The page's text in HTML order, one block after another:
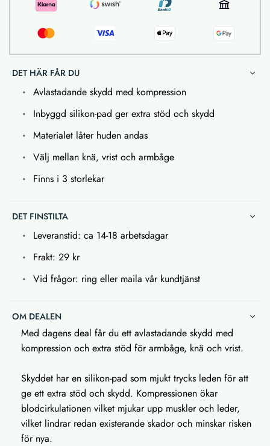
DET HÄR FÅR DU
Avlastadande skydd med kompression
Inbyggd silikon-pad ger extra stöd och skydd
Materialet låter huden andas
Välj mellan knä, vrist och armbåge
Finns i 3 storlekar
DET FINSTILTA
Leveranstid: ca 14-18 arbetsdagar
Frakt: 29 kr
Vid frågor: ring eller maila vår kundtjänst
OM DEALEN
Med dagens deal får du ett avlastadande skydd med
kompression och extra stöd för armbåge, knä och vrist.
Skyddet har en silikon-pad som mjukt trycks leden för att
ge ett extra stöd och skydd. Kompressionen ökar
blodcirkulationen vilket mjukar upp muskler och leder,
vilket lindrar redan existerande skador och minskar risken
för nya.